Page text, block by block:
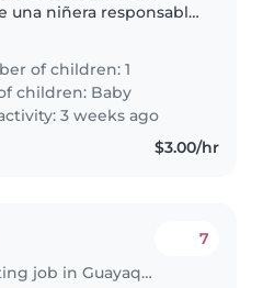
una niñera responsable
juguetón. Valoramos a
que disfrute cocinando y
un ambiente cálido..
of children: 1
children: Baby
3 weeks ago
$3.00/hr
Babysitting job in Guayaquil
7